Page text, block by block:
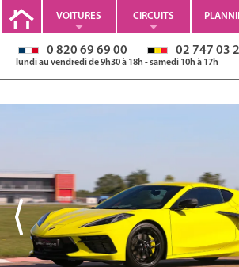
VOITURES CIRCUITS
0 820 69 69 00 02 747 03
lundi au vendredi de 9h30 à 18h - samedi 10h à 17h